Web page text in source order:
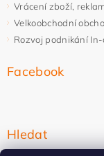
Vrácení zboží,
Velkoobchodní
Rozvoj podnikání
Facebook
Hledat